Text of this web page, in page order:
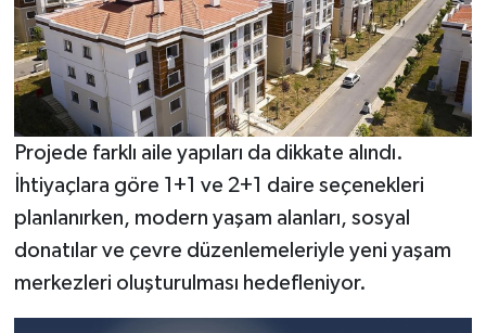
Projede farklı aile yapıları da dikkate alındı.
İhtiyaçlara göre 1+1 ve 2+1 daire seçenekleri
planlanırken, modern yaşam alanları, sosyal
donatılar ve çevre düzenlemeleriyle yeni yaşam
merkezleri oluşturulması hedefleniyor.